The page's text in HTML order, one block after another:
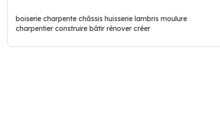
boiserie charpente châssis huisserie lambris moulure
charpentier construire bâtir rénover créer